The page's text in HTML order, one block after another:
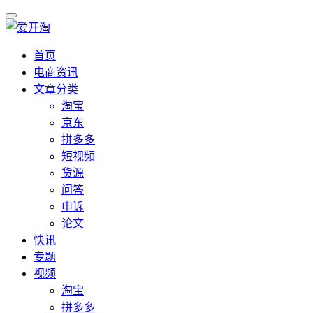
首页
电商资讯
文章分类
淘宝
京东
拼多多
短视频
货源
问答
申诉
论文
快讯
专题
视频
淘宝
拼多多